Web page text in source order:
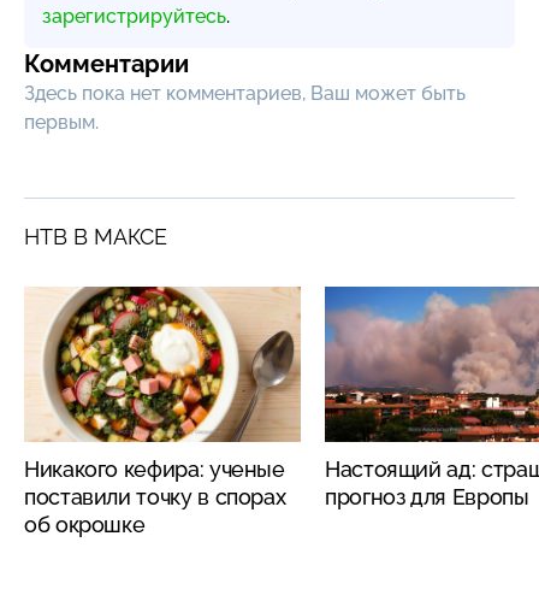
зарегистрируйтесь.
Комментарии
Здесь пока нет комментариев, Ваш может быть
первым.
НТВ В МАКСЕ
Никакого кефира: ученые
поставили точку в спорах
об окрошке
Настоящий ад:
прогноз для Европы